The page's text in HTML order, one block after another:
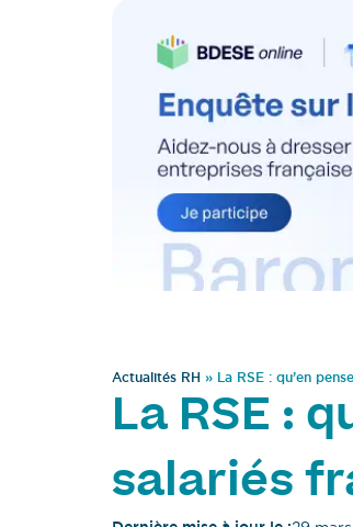
Actualités RH » La RSE : qu’en
La RSE :
salariés